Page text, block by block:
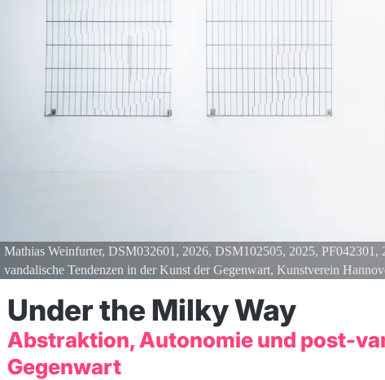
Mathias Weinfurter, DSM032601, 2026, DSM102505, 2025,
vandalische Tendenzen in der Kunst der Gegenwart, Kunstverein
Under the Milky Way
Abstraktion, Autonomie und post-
Gegenwart